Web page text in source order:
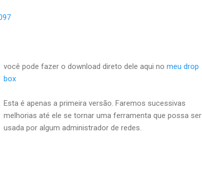
você pode fazer o download direto dele aqui no meu drop
box
Esta é apenas a primeira versão. Faremos sucessivas
melhorias até ele se tornar uma ferramenta que possa ser
usada por algum administrador de redes.